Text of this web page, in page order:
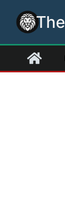
content